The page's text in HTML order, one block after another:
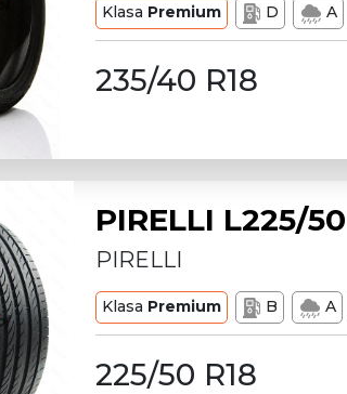
Klasa Premium D A
235/40 R18
PIRELLI L225/
PIRELLI
Klasa Premium B A
225/50 R18